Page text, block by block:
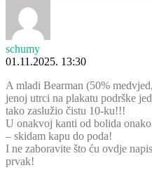
schumy
01.11.2025. 13:30
A mladi Bearman (50%
jenoj utrci na plakatu podrške
tako zaslužio čistu 10-ku!!!
U onakvoj kanti od bolida
– skidam kapu do poda!
I ne zaboravite što ću ovdje
prvak!